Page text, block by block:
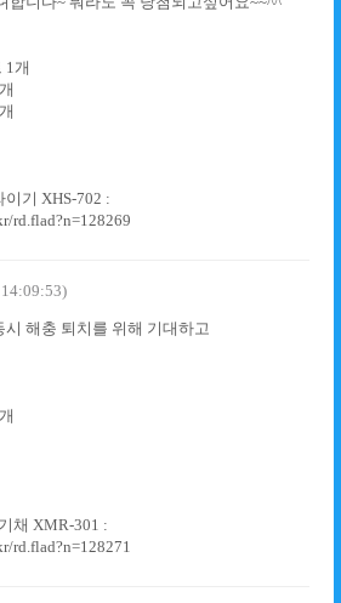
1개
기 XHS-702 :
rd.flad?n=128269
해충 퇴치를 위해 기대하고
채 XMR-301 :
rd.flad?n=128271